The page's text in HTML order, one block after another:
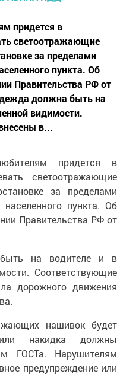
придется в
светоотражающие
за пределами
пункта. Об
Правительства РФ от
должна быть на
видимости.
в...
придется в
светоотражающие
за пределами
пункта. Об
Правительства РФ от
на водителе и в
Соответствующие
дорожного движения
нашивок будет
накидка должны
ГОСТа. Нарушителям
предупреждение или